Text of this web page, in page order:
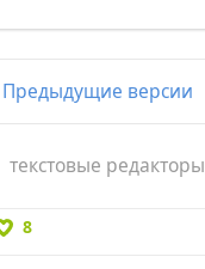
Предыдущие версии
текстовые редакторы
8